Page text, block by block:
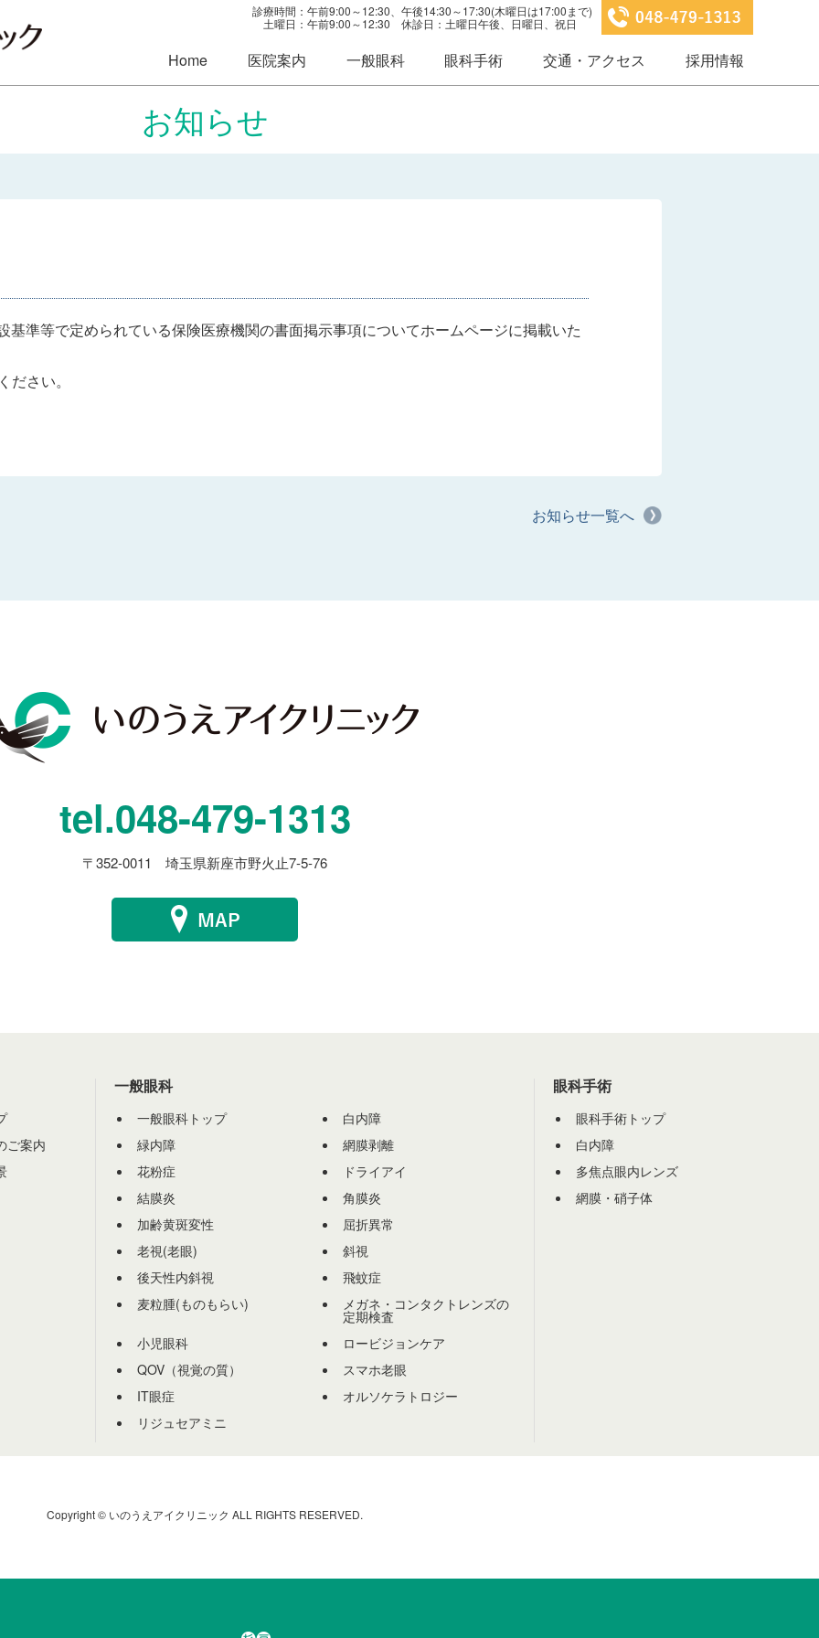
診療時間：午前9:00～12:30、午後14:30～17:30(木曜日は17:00まで)
土曜日：午前9:00～12:30 休診日：土曜日午後、日曜日、祝日
Home 医院案内 一般眼科 眼科手術 交通・アクセス 採用情報
お知らせ
基準等で定められている保険医療機関の書面掲示事項についてホームページに掲載いた
さい。
お知らせ一覧へ
tel.048-479-1313
〒352-0011 埼玉県新座市野火止7-5-76
ご案内
一般眼科
一般眼科トップ
白内障
緑内障
網膜剥離
花粉症
ドライアイ
結膜炎
角膜炎
加齢黄斑変性
屈折異常
老視(老眼)
斜視
後天性内斜視
飛蚊症
麦粒腫(ものもらい)
メガネ・コンタクトレンズの
定期検査
小児眼科
ロービジョンケア
QOV（視覚の質）
スマホ老眼
IT眼症
オルソケラトロジー
リジュセアミニ
眼科手術
眼科手術トップ
白内障
多焦点眼内レンズ
網膜・硝子体
Copyright © いのうえアイクリニック ALL RIGHTS RESERVED.